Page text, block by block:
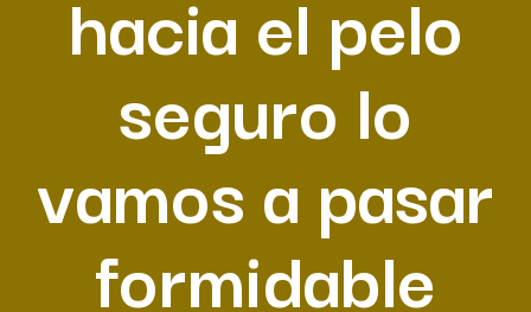
seguro lo
vamos a pasar
formidable